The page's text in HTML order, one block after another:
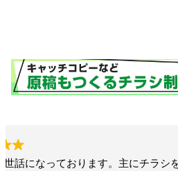
お願いして本当に良かった！！